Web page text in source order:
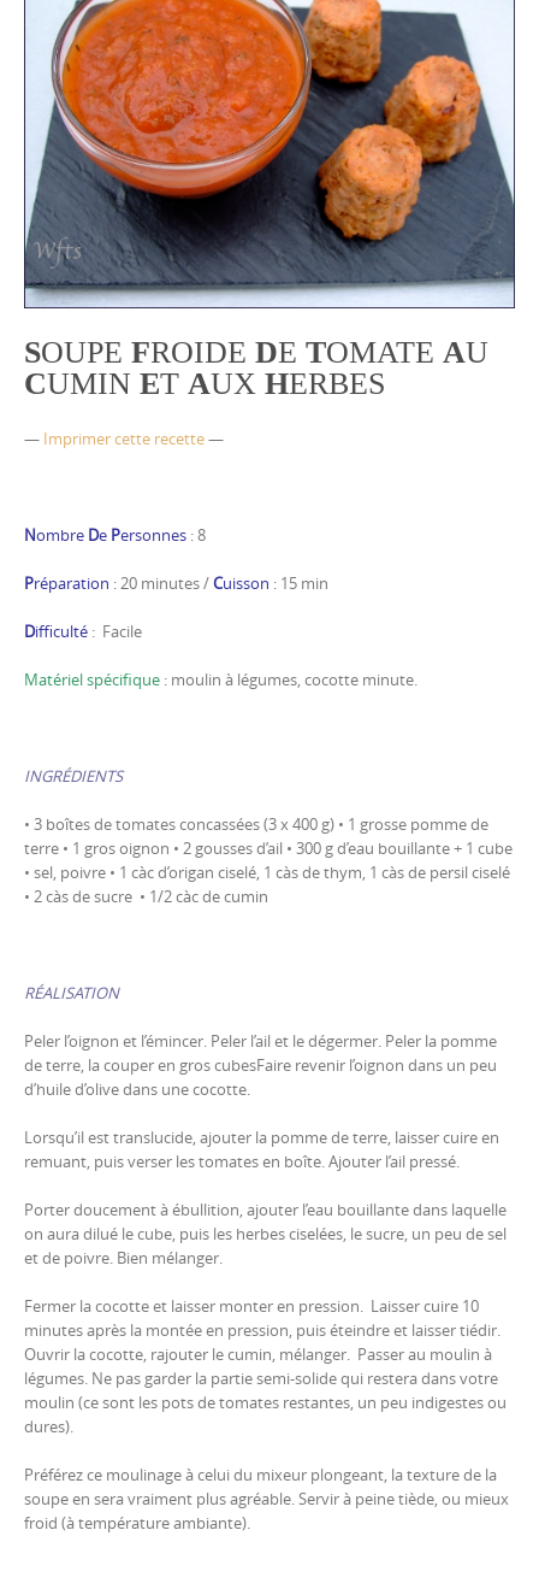
SOUPE FROIDE DE TOMATE AU
CUMIN ET AUX HERBES
— Imprimer cette recette—
Nombre De Personnes : 8
Préparation : 20 minutes /Cuisson : 15 min
Difficulté : Facile
Matériel spécifique : moulin à légumes, cocotte minute.
INGRÉDIENTS
• 3 boîtes de tomates concassées (3 x 400 g) • 1 grosse pomme de
terre • 1 gros oignon • 2 gousses d’ail • 300 g d’eau bouillante + 1 cube
• sel, poivre • 1 càc d’origan ciselé, 1 càs de thym, 1 càs de persil ciselé
• 2 càs de sucre • 1/2 càc de cumin
RÉALISATION
Peler l’oignon et l’émincer. Peler l’ail et le dégermer. Peler la pomme
de terre, la couper en gros cubesFaire revenir l’oignon dans un peu
d’huile d’olive dans une cocotte.
Lorsqu’il est translucide, ajouter la pomme de terre, laisser cuire en
remuant, puis verser les tomates en boîte. Ajouter l’ail pressé.
Porter doucement à ébullition, ajouter l’eau bouillante dans laquelle
on aura dilué le cube, puis les herbes ciselées, le sucre, un peu de sel
et de poivre. Bien mélanger.
Fermer la cocotte et laisser monter en pression. Laisser cuire 10
minutes après la montée en pression, puis éteindre et laisser tiédir.
Ouvrir la cocotte, rajouter le cumin, mélanger. Passer au moulin à
légumes. Ne pas garder la partie semi-solide qui restera dans votre
moulin (ce sont les pots de tomates restantes, un peu indigestes ou
dures).
Préférez ce moulinage à celui du mixeur plongeant, la texture de la
soupe en sera vraiment plus agréable. Servir à peine tiède, ou mieux
froid (à température ambiante).